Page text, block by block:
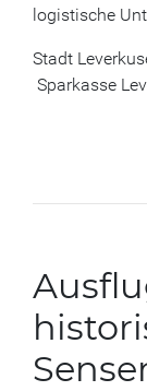
logistische
Stadt
Sparkasse